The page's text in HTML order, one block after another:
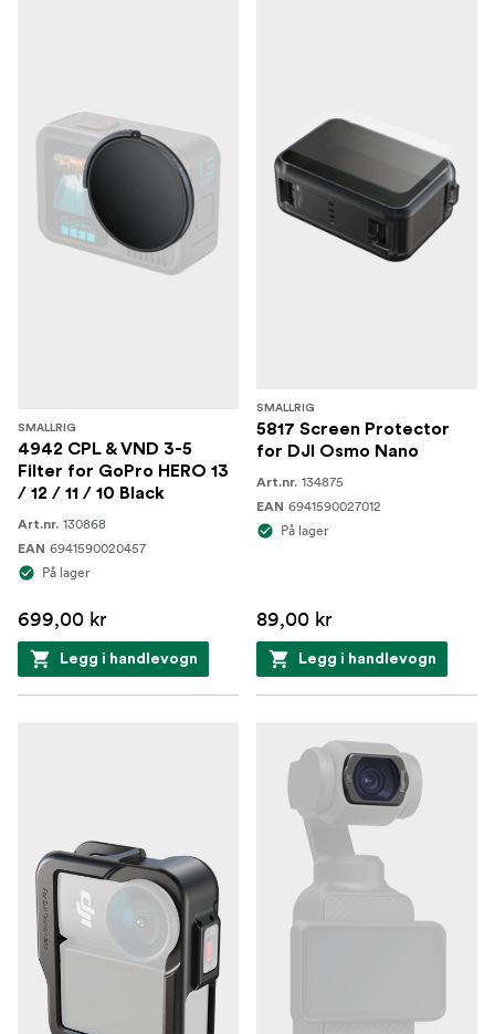
SMALLRIG
4942 CPL & VND 3-5
Filter for GoPro HERO 13
/ 12 / 11 / 10 Black
Art.nr. 130868
EAN 6941590020457
På lager
699,00 kr
Legg i handlevogn
SMALLRIG
5817 Screen Protector
for DJI Osmo Nano
Art.nr. 134875
EAN 6941590027012
På lager
89,00 kr
Legg i handlevogn